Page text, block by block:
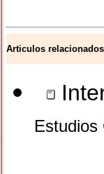
Articulos
Estudios